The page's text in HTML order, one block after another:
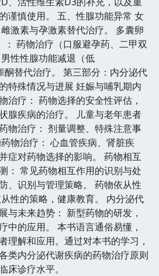
谨慎使用。 五、性腺功能异常 女
激素与孕激素替代治疗。 多囊卵
： 药物治疗（口服避孕药、二甲双
性性腺功能减退（低
替代治疗。 第三部分：内分泌代
特殊情况与进展 妊娠与哺乳期内
治疗： 药物选择的安全性评估，
腺疾病的治疗。 儿童与老年患者
物治疗： 剂量调整、特殊注意事
物治疗： 心血管疾病、肾脏疾
症对药物选择的影响。 药物相互
： 常见药物相互作用的识别与处
、识别与管理策略。 药物依从性
性的策略，健康教育。 内分泌代
与未来趋势： 新型药物的研发，
中的应用。 本书语言通俗易懂，
理解和应用。通过对本书的学习，
类内分泌代谢疾病的药物治疗原则
床诊疗水平。